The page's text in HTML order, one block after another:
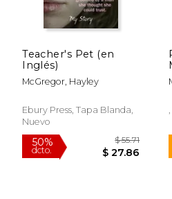
$ 13.58
Teacher's Pet (en
Inglés)
McGregor, Hayley
Ebury Press, Tapa Blanda,
Nuevo